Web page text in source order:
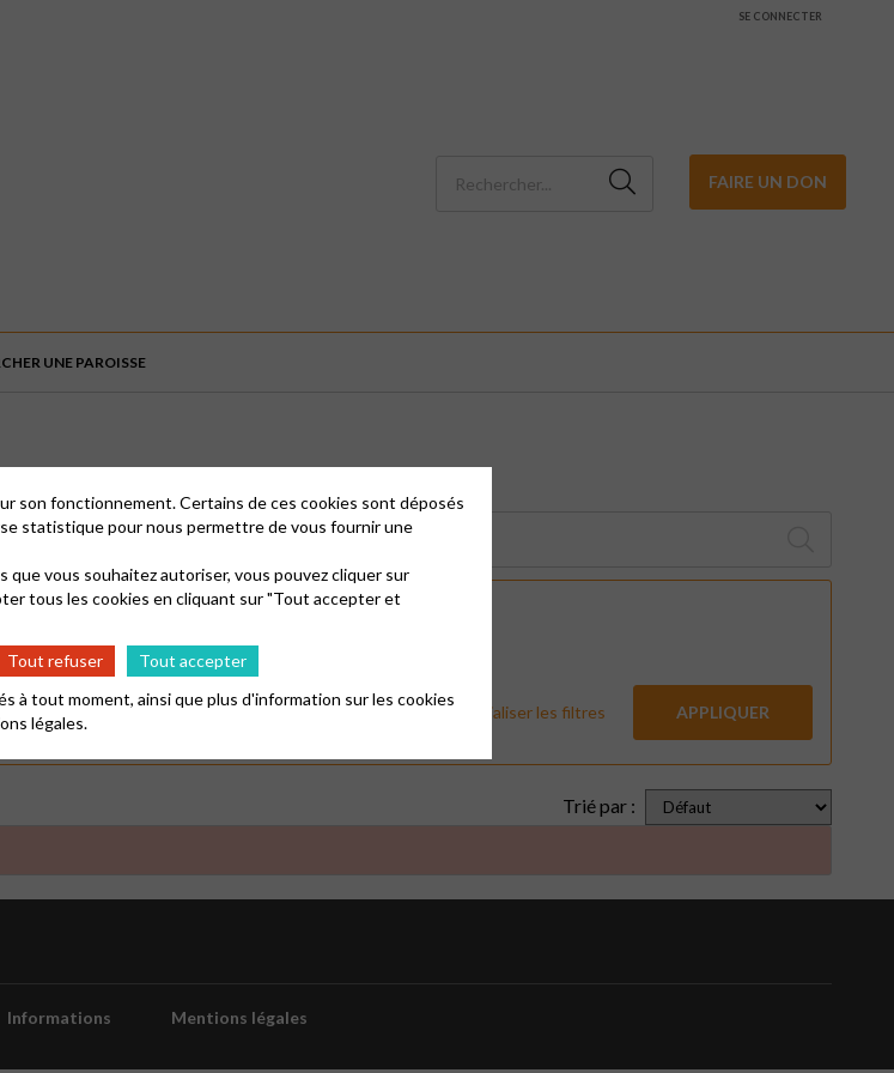
SE CONNECTER
FAIRE UN DON
UNE PAROISSE
Réinitialiser les filtres APPLIQUER
Trié par :
Informations Mentions légales
son fonctionnement. Certains de ces cookies sont déposés
statistique pour nous permettre de vous fournir une
que vous souhaitez autoriser, vous pouvez cliquer sur
tous les cookies en cliquant sur "Tout accepter et
Tout refuser
Tout accepter
à tout moment, ainsi que plus d'information sur les cookies
légales.